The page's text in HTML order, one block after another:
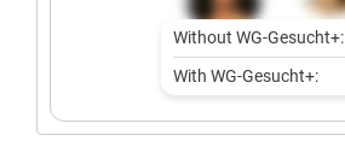
Without WG-Gesucht+:
With WG-Gesucht+: